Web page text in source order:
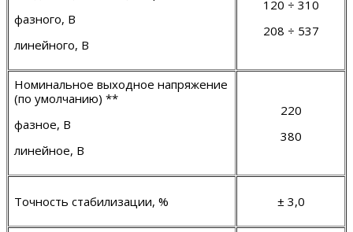
фазного, В
линейного, В
120 ÷ 310
208 ÷ 537
Номинальное выходное напряжение
(по умолчанию) **
фазное, В
линейное, В
220
380
Точность стабилизации, % ± 3,0